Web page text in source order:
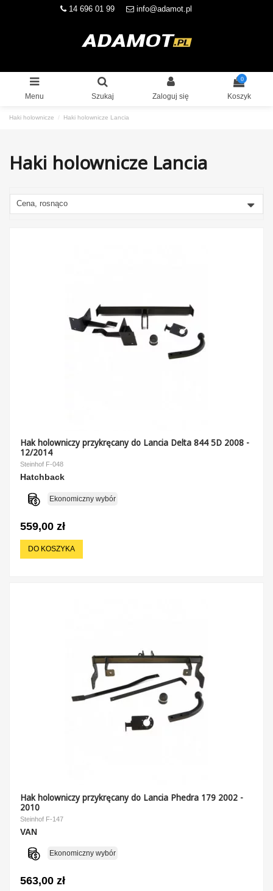
14 696 01 99 info@adamot.pl
Menu Szukaj Zaloguj się
0
Koszyk
Haki holownicze Haki holownicze Lancia
Haki holownicze Lancia
Cena, rosnąco
Hak holowniczy przykręcany do Lancia Delta 844 5D 2008 -
12/2014
Steinhof F-048
Hatchback
Ekonomiczny wybór
559,00 zł
DO KOSZYKA
Hak holowniczy przykręcany do Lancia Phedra 179 2002 -
2010
Steinhof F-147
VAN
Ekonomiczny wybór
563,00 zł